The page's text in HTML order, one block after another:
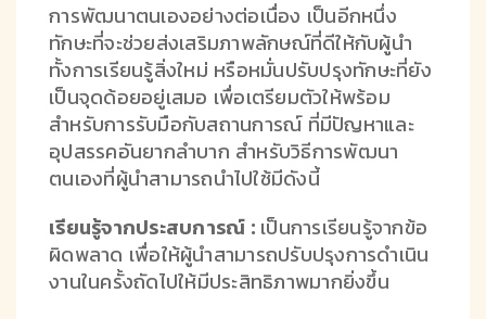
การพัฒนาตนเองอย่างต่อเนื่อง เป็นอีกหนึ่ง
ทักษะที่จะช่วยส่งเสริมภาพลักษณ์ที่ดีให้กับผู้นำ
ทั้งการเรียนรู้สิ่งใหม่ หรือหมั่นปรับปรุงทักษะที่ยัง
เป็นจุดด้อยอยู่เสมอ เพื่อเตรียมตัวให้พร้อม
สำหรับการรับมือกับสถานการณ์ ที่มีปัญหาและ
อุปสรรคอันยากลำบาก สำหรับวิธีการพัฒนา
ตนเองที่ผู้นำสามารถนำไปใช้มีดังนี้
เรียนรู้จากประสบการณ์ : เป็นการเรียนรู้จากข้อ
ผิดพลาด เพื่อให้ผู้นำสามารถปรับปรุงการดำเนิน
งานในครั้งถัดไปให้มีประสิทธิภาพมากยิ่งขึ้น